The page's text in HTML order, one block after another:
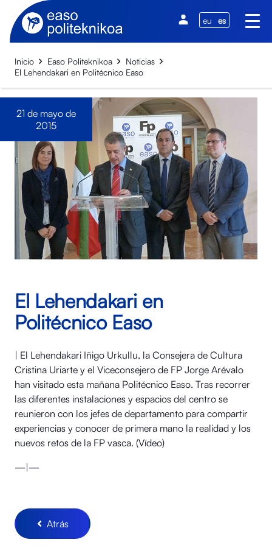
eu es
Inicio Easo Politeknikoa
Noticias
El Lehendakari en Politécnico Easo
21 de mayo de
2015
El Lehendakari en
Politécnico Easo
| El Lehendakari Iñigo Urkullu, la Consejera de Cultura
Cristina Uriarte y el Viceconsejero de FP Jorge Arévalo
han visitado esta mañana Politécnico Easo. Tras recorrer
las diferentes instalaciones y espacios del centro se
reunieron con los jefes de departamento para compartir
experiencias y conocer de primera mano la realidad y los
nuevos retos de la FP vasca. (Vídeo)
—|—
Atrás